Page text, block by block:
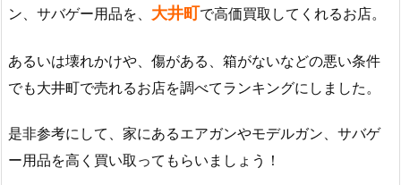
ン、サバゲー用品を、 大井町で高価買取してくれるお店。
あるいは壊れかけや、傷がある、箱がないなどの悪い条件
でも大井町で売れるお店を調べてランキングにしました。
是非参考にして、家にあるエアガンやモデルガン、サバゲ
ー用品を高く買い取ってもらいましょう！